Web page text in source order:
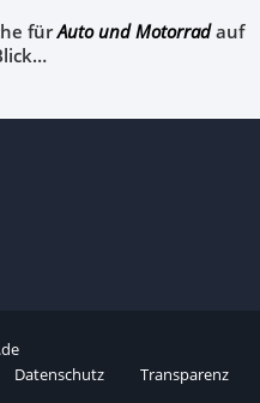
fürAuto und Motorradauf
Datenschutz Transparenz